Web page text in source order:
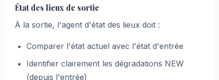
État des lieux de sortie
À la sortie, l'agent d'état des lieux doit :
Comparer l'état actuel avec l'état d'entrée
Identifier clairement les dégradations NEW
(depuis l'entrée)